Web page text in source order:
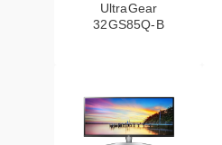
UltraGear
32GS85Q-B